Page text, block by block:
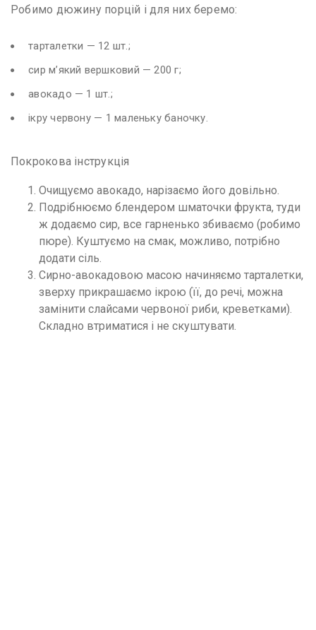
Робимо дюжину порцій і для них беремо:
тарталетки — 12 шт.;
сир м’який вершковий — 200 г;
авокадо — 1 шт.;
ікру червону — 1 маленьку баночку.
Покрокова інструкція
Очищуємо авокадо, нарізаємо його довільно.
Подрібнюємо блендером шматочки фрукта, туди
ж додаємо сир, все гарненько збиваємо (робимо
пюре). Куштуємо на смак, можливо, потрібно
додати сіль.
Сирно-авокадовою масою начиняємо тарталетки,
зверху прикрашаємо ікрою (її, до речі, можна
замінити слайсами червоної риби, креветками).
Складно втриматися і не скуштувати.